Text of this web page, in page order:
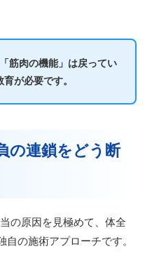
筋肉の機能」は戻ってい
が必要です。
の連鎖をどう断
の原因を見極めて、体全
の施術アプローチです。